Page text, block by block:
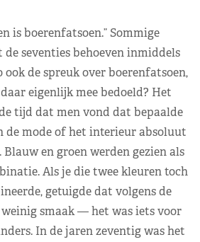
is boerenfatsoen.” Sommige
seventies behoeven inmiddels
de spreuk over boerenfatsoen,
eigenlijk mee bedoeld? Het
tijd dat men vond dat bepaalde
de mode of het interieur absoluut
en groen werden gezien als
Als je die twee kleuren toch
getuigde dat volgens de
smaak — het was iets voor
In de jaren zeventig was het